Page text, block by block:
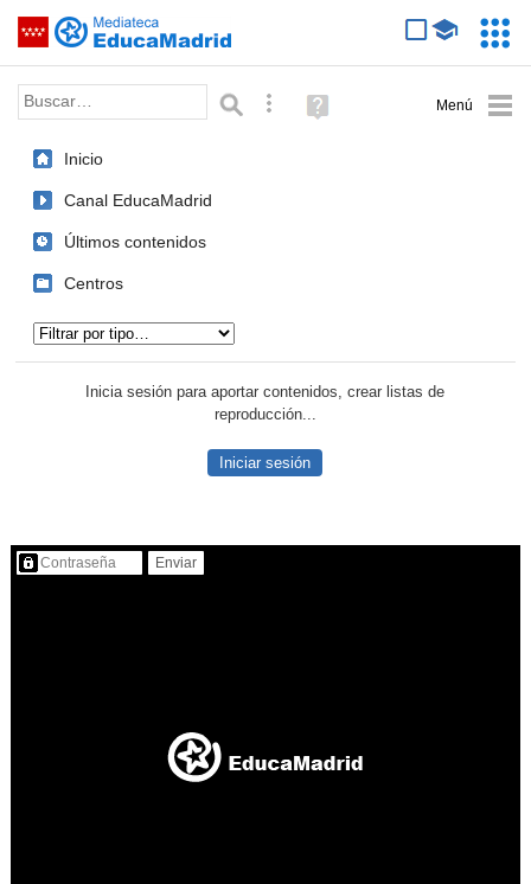
Saltar navegación
Palabra o frase: Búsqueda avanzada
Ayuda
(en
Inicio
Canal EducaMadrid
Últimos contenidos
Centros
Inicia sesión para aportar contenidos, crear listas de
reproducción...
Iniciar sesión
Contenido protegido…